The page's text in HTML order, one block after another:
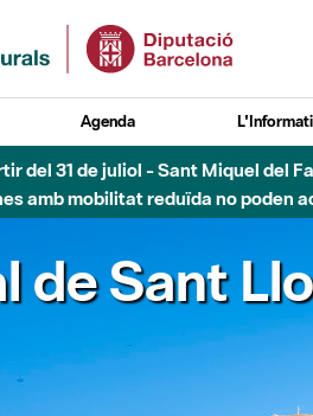
Agenda
del 31 de juliol - Sant Miquel del
amb mobilitat reduïda no poden
de Sant